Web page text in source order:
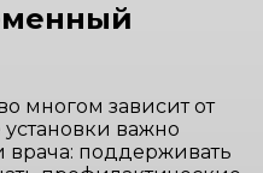
многом зависит от
важно
поддерживать